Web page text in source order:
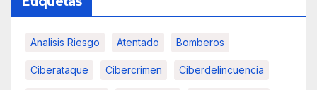
Analisis Riesgo Atentado Bomberos
Ciberataque Cibercrimen Ciberdelincuencia